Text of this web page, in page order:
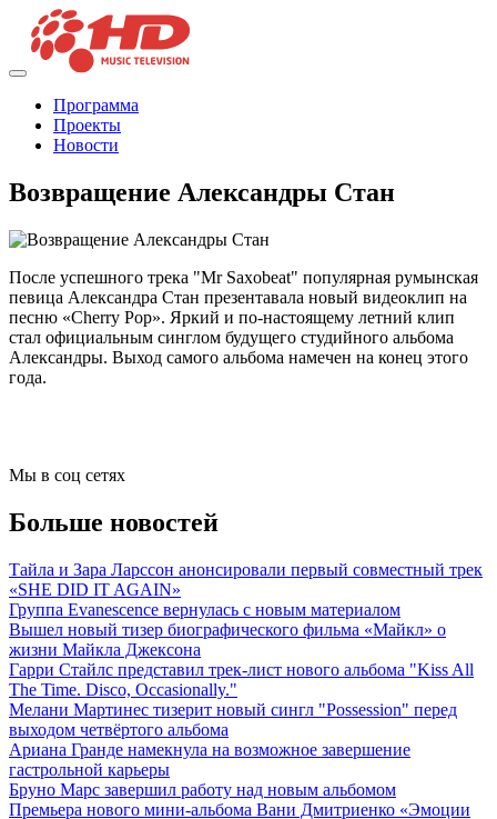
Программа
Проекты
Новости
Возвращение Александры Стан
После успешного трека "Mr Saxobeat" популярная румынская
певица Александра Стан презентавала новый видеоклип на
песню «Cherry Pop». Яркий и по-настоящему летний клип
стал официальным синглом будущего студийного альбома
Александры. Выход самого альбома намечен на конец этого
года.
Мы в соц сетях
Больше новостей
Тайла и Зара Ларссон анонсировали первый совместный трек
«SHE DID IT AGAIN»
Группа Evanescence вернулась с новым материалом
Вышел новый тизер биографического фильма «Майкл» о
жизни Майкла Джексона
Гарри Стайлс представил трек-лист нового альбома "Kiss All
The Time. Disco, Occasionally."
Мелани Мартинес тизерит новый сингл "Possession" перед
выходом четвёртого альбома
Ариана Гранде намекнула на возможное завершение
гастрольной карьеры
Бруно Марс завершил работу над новым альбомом
Премьера нового мини-альбома Вани Дмитриенко «Эмоции